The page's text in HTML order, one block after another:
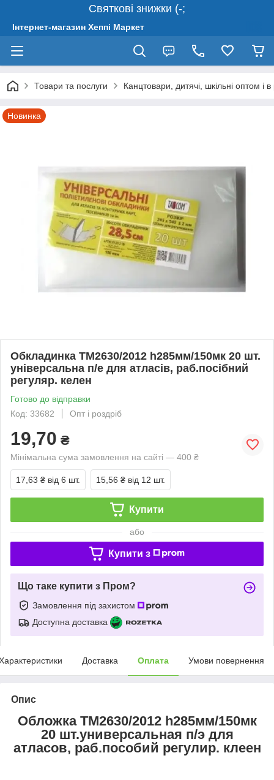
Святкові знижки (-;
Інтернет-магазин Хеппі Маркет
Товари та послуги Канцтовари, дитячі, шкільні оптом і в
Новинка
Обкладинка ТМ2630/2012 h285мм/150мк 20 шт.
універсальна п/е для атласів, раб.посібний
регуляр. келен
Готово до відправки
Код: 33682
Опт і роздріб
19,70 ₴
Мінімальна сума замовлення на сайті — 400 ₴
17,63 ₴ від 6 шт. 15,56 ₴ від 12 шт.
Купити
або
Купити з
Що таке купити з Пром?
Замовлення під захистом
Доступна доставка
Доставка Оплата Умови повернення
Опис
Обложка ТМ2630/2012 h285мм/150мк
20 шт.универсальная п/э для
атласов, раб.пособий регулир. клеен